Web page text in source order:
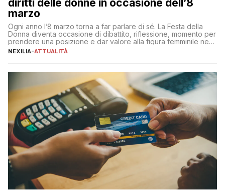
diritti delle donne in occasione dell’8
marzo
Ogni anno l’8 marzo torna a far parlare di sé. La Festa della
Donna diventa occasione di dibattito, riflessione, momento per
prendere una posizione e dar valore alla figura femminile nella
sua complessità e crucialità. A lanciare un messaggio “forte e
NEXILIA-ATTUALITÀ